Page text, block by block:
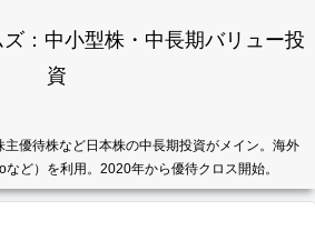
：中小型株・中長期バリュー投
資
優待株など日本株の中長期投資がメイン。海外
ど）を利用。2020年から優待クロス開始。